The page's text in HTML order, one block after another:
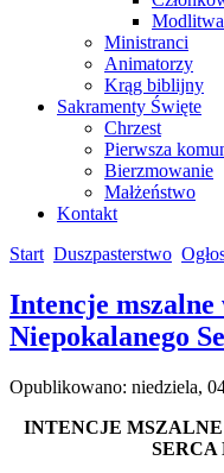
Ministranci
Animatorzy
Krąg biblijny
Sakramenty Święte
Chrzest
Pierwsza
Bierzmowanie
Małżeństwo
Kontakt
Start Duszpasterstwo
Intencje mszalne
Niepokalanego
Opublikowano: niedziela,
INTENCJE
SERCA